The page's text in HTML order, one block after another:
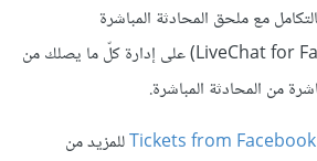
مع ملحق المحادثة المباشرة
(LiveChat for Facebook Fan Pages) على إدارة كلّ ما يصلك من
من المحادثة المباشرة.
للمزيد من